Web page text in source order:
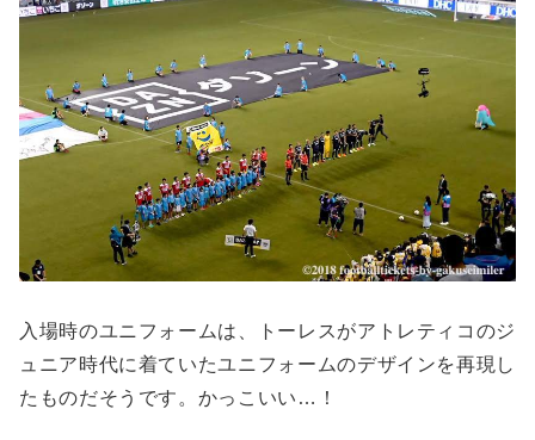
入場時のユニフォームは、トーレスがアトレティコのジ
ュニア時代に着ていたユニフォームのデザインを再現し
たものだそうです。かっこいい…！